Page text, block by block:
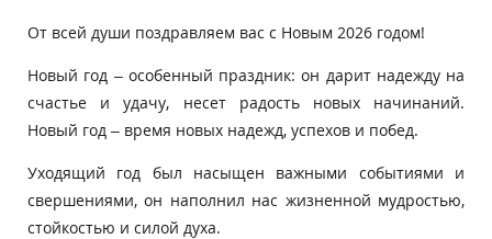
От всей души поздравляем вас с Новым 2026 годом!
Новый год – особенный праздник: он дарит надежду на
счастье и удачу, несет радость новых начинаний.
Новый год – время новых надежд, успехов и побед.
Уходящий год был насыщен важными событиями и
свершениями, он наполнил нас жизненной мудростью,
стойкостью и силой духа.